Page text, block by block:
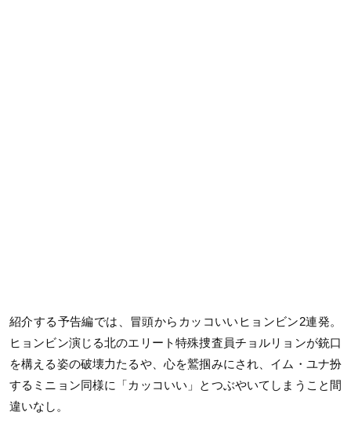
紹介する予告編では、冒頭からカッコいいヒョンビン2連発。
ヒョンビン演じる北のエリート特殊捜査員チョルリョンが銃口
を構える姿の破壊力たるや、心を鷲掴みにされ、イム・ユナ扮
するミニョン同様に「カッコいい」とつぶやいてしまうこと間
違いなし。